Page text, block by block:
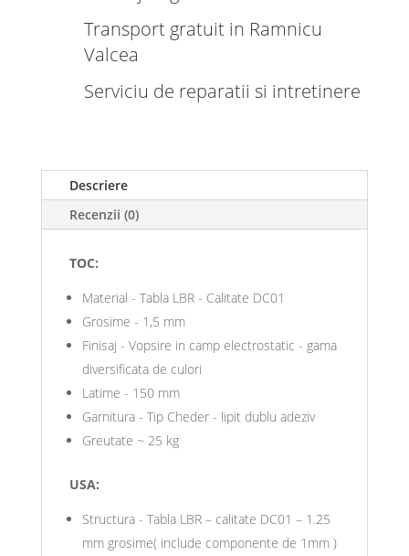
Transport gratuit in Ramnicu
Valcea
Serviciu de reparatii si intretinere
Descriere
Recenzii (0)
TOC:
Material - Tabla LBR - Calitate DC01
Grosime - 1,5 mm
Finisaj - Vopsire in camp electrostatic - gama
diversificata de culori
Latime - 150 mm
Garnitura - Tip Cheder - lipit dublu adeziv
Greutate ~ 25 kg
USA:
Structura - Tabla LBR – calitate DC01 – 1.25
mm grosime( include componente de 1mm )